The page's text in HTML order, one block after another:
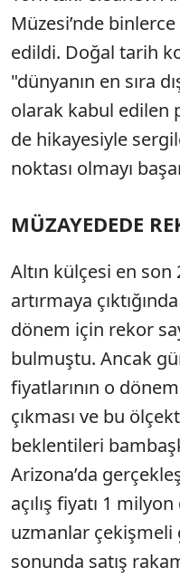
Müzesi’nde
edildi. Doğal tarih
"dünyanın en sıra
olarak kabul edilen
de hikayesiyle
noktası olmayı
MÜZAYEDEDE
Altın külçesi en son
artırmaya
dönem için rekor
bulmuştu. Ancak
fiyatlarının o
çıkması ve bu
beklentileri
Arizona’da
açılış fiyatı 1
uzmanlar çekişmeli
sonunda satış